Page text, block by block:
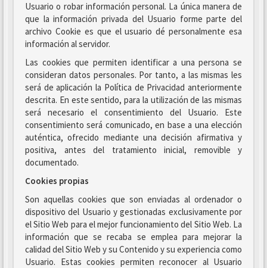
Usuario o robar información personal. La única manera de
que la información privada del Usuario forme parte del
archivo Cookie es que el usuario dé personalmente esa
información al servidor.
Las cookies que permiten identificar a una persona se
consideran datos personales. Por tanto, a las mismas les
será de aplicación la Política de Privacidad anteriormente
descrita. En este sentido, para la utilización de las mismas
será necesario el consentimiento del Usuario. Este
consentimiento será comunicado, en base a una elección
auténtica, ofrecido mediante una decisión afirmativa y
positiva, antes del tratamiento inicial, removible y
documentado.
Cookies propias
Son aquellas cookies que son enviadas al ordenador o
dispositivo del Usuario y gestionadas exclusivamente por
el Sitio Web para el mejor funcionamiento del Sitio Web. La
información que se recaba se emplea para mejorar la
calidad del Sitio Web y su Contenido y su experiencia como
Usuario. Estas cookies permiten reconocer al Usuario